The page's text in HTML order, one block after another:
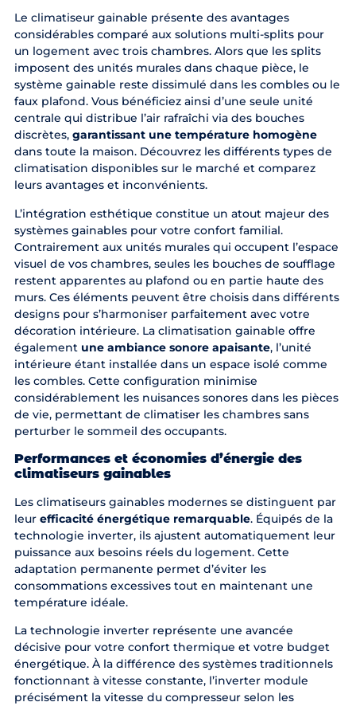
Le climatiseur gainable présente des avantages
considérables comparé aux solutions multi-splits pour
un logement avec trois chambres. Alors que les splits
imposent des unités murales dans chaque pièce, le
système gainable reste dissimulé dans les combles ou le
faux plafond. Vous bénéficiez ainsi d’une seule unité
centrale qui distribue l’air rafraîchi via des bouches
discrètes, garantissant une température homogène
dans toute la maison. Découvrez les différents types de
climatisation disponibles sur le marché et comparez
leurs avantages et inconvénients.
L’intégration esthétique constitue un atout majeur des
systèmes gainables pour votre confort familial.
Contrairement aux unités murales qui occupent l’espace
visuel de vos chambres, seules les bouches de soufflage
restent apparentes au plafond ou en partie haute des
murs. Ces éléments peuvent être choisis dans différents
designs pour s’harmoniser parfaitement avec votre
décoration intérieure. La climatisation gainable offre
également une ambiance sonore apaisante, l’unité
intérieure étant installée dans un espace isolé comme
les combles. Cette configuration minimise
considérablement les nuisances sonores dans les pièces
de vie, permettant de climatiser les chambres sans
perturber le sommeil des occupants.
Performances et économies d’énergie des
climatiseurs gainables
Les climatiseurs gainables modernes se distinguent par
leur efficacité énergétique remarquable. Équipés de la
technologie inverter, ils ajustent automatiquement leur
puissance aux besoins réels du logement. Cette
adaptation permanente permet d’éviter les
consommations excessives tout en maintenant une
température idéale.
La technologie inverter représente une avancée
décisive pour votre confort thermique et votre budget
énergétique. À la différence des systèmes traditionnels
fonctionnant à vitesse constante, l’inverter module
précisément la vitesse du compresseur selon les